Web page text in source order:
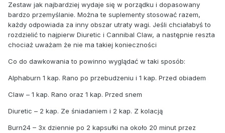
Zestaw jak najbardziej wydaje się w porządku i dopasowany
bardzo przemyślanie. Można te suplementy stosować razem,
każdy odpowiada za inny obszar utraty wagi. Jeśli chciałabyś to
rozdzielić to najpierw Diuretic i Cannibal Claw, a następnie reszta
chociaż uważam że nie ma takiej konieczności
Co do dawkowania to powinno wyglądać w taki sposób:
Alphaburn 1 kap. Rano po przebudzeniu i 1 kap. Przed obiadem
Claw – 1 kap. Rano oraz 1 kap. Przed snem
Diuretic – 2 kap. Ze śniadaniem i 2 kap. Z kolacją
Burn24 – 3x dziennie po 2 kapsułki na około 20 minut przez